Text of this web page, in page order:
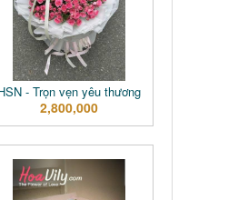
- Trọn vẹn yêu thương
2,800,000